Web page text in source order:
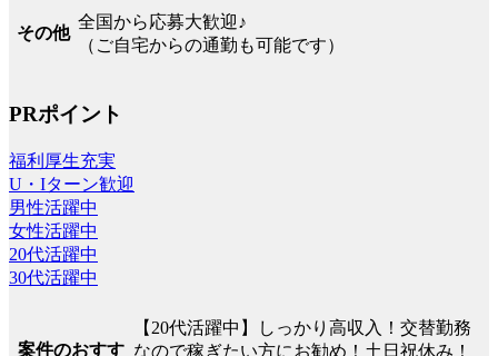
その他
全国から応募大歓迎♪
（ご自宅からの通勤も可能です）
PRポイント
福利厚生充実
U・Iターン歓迎
男性活躍中
女性活躍中
20代活躍中
30代活躍中
案件のおすす
【20代活躍中】しっかり高収入！交替勤務
なので稼ぎたい方にお勧め！土日祝休み！